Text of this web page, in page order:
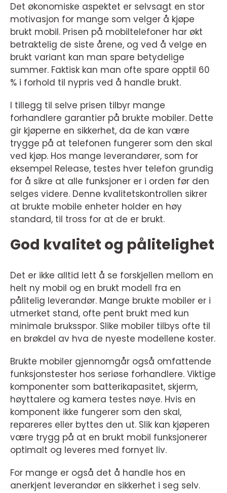
Det økonomiske aspektet er selvsagt en stor
motivasjon for mange som velger å kjøpe
brukt mobil. Prisen på mobiltelefoner har økt
betraktelig de siste årene, og ved å velge en
brukt variant kan man spare betydelige
summer. Faktisk kan man ofte spare opptil 60
% i forhold til nypris ved å handle brukt.
I tillegg til selve prisen tilbyr mange
forhandlere garantier på brukte mobiler. Dette
gir kjøperne en sikkerhet, da de kan være
trygge på at telefonen fungerer som den skal
ved kjøp. Hos mange leverandører, som for
eksempel Release, testes hver telefon grundig
for å sikre at alle funksjoner er i orden før den
selges videre. Denne kvalitetskontrollen sikrer
at brukte mobile enheter holder en høy
standard, til tross for at de er brukt.
God kvalitet og pålitelighet
Det er ikke alltid lett å se forskjellen mellom en
helt ny mobil og en brukt modell fra en
pålitelig leverandør. Mange brukte mobiler er i
utmerket stand, ofte pent brukt med kun
minimale bruksspor. Slike mobiler tilbys ofte til
en brøkdel av hva de nyeste modellene koster.
Brukte mobiler gjennomgår også omfattende
funksjonstester hos seriøse forhandlere. Viktige
komponenter som batterikapasitet, skjerm,
høyttalere og kamera testes nøye. Hvis en
komponent ikke fungerer som den skal,
repareres eller byttes den ut. Slik kan kjøperen
være trygg på at en brukt mobil funksjonerer
optimalt og leveres med fornyet liv.
For mange er også det å handle hos en
anerkjent leverandør en sikkerhet i seg selv.